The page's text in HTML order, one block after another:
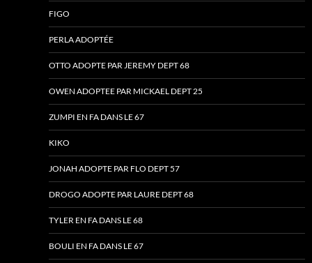
FIGO
PERLA ADOPTÉE
OTTO ADOPTE PAR JEREMY DEPT 68
OWEN ADOPTEE PAR MICKAEL DEPT 25
ZUMPI EN FA DANS LE 67
KIKO
JONAH ADOPTE PAR FLO DEPT 57
DROGO ADOPTE PAR LAURE DEPT 68
TYLER EN FA DANS LE 68
BOULI EN FA DANS LE 67